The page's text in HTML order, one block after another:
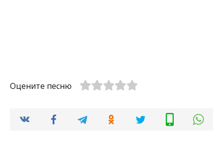
Оцените песню